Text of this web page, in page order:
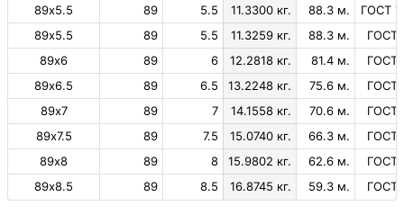
89х5.5
89 5.5 11.3300 кг. 88.3 м.
ГОСТ
89х5.5
89 5.5 11.3259 кг. 88.3 м.
ГОСТ
89х6
89 6 12.2818 кг. 81.4 м.
ГОСТ
89х6.5
89 6.5 13.2248 кг. 75.6 м.
ГОСТ
89х7
89 7 14.1558 кг. 70.6 м.
ГОСТ
89х7.5
89 7.5 15.0740 кг. 66.3 м.
ГОСТ
89х8
89 8 15.9802 кг. 62.6 м.
ГОСТ
89х8.5
89 8.5 16.8745 кг. 59.3 м. ГОСТ